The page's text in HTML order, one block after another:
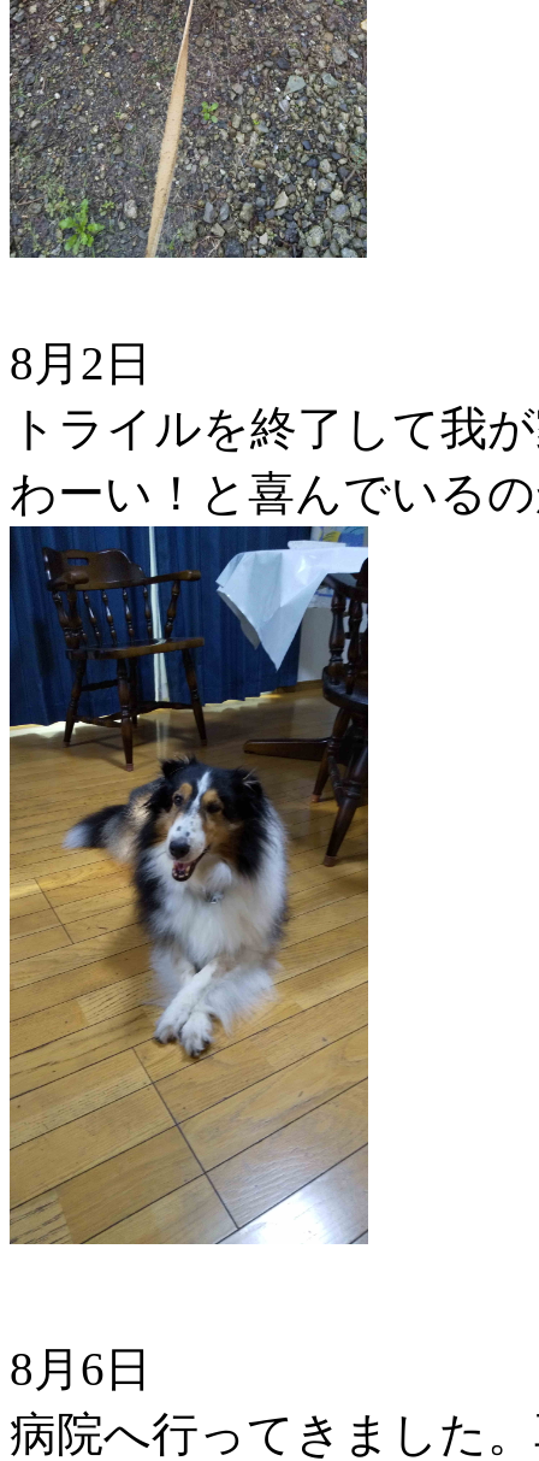
8月2日
トライルを終了して我
わーい！と喜んでいる
8月6日
病院へ行ってきました